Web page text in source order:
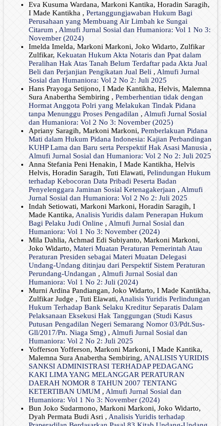
Eva Kusuma Wardana, Markoni Kantika, Horadin Saragih,
I Made Kantikha , Pertanggungjawaban Hukum Bagi
Perusahaan yang Membuang Air Limbah ke Sungai
Citarum , Almufi Jurnal Sosial dan Humaniora: Vol 1 No 3:
November (2024)
Imelda Imelda, Markoni Markoni, Joko Widarto, Zulfikar
Zulfikar, Kekuatan Hukum Akta Notaris dan Ppat dalam
Peralihan Hak Atas Tanah Belum Terdaftar pada Akta Jual
Beli dan Perjanjian Pengikatan Jual Beli , Almufi Jurnal
Sosial dan Humaniora: Vol 2 No 2: Juli 2025
Hans Prayoga Setijono, I Made Kantikha, Helvis, Malemna
Sura Anabertha Sembiring , Pemberhentian tidak dengan
Hormat Anggota Polri yang Melakukan Tindak Pidana
tanpa Menunggu Proses Pengadilan , Almufi Jurnal Sosial
dan Humaniora: Vol 2 No 3: November (2025)
Apriany Saragih, Markoni Markoni, Pemberlakuan Pidana
Mati dalam Hukum Pidana Indonesia: Kajian Perbandingan
KUHP Lama dan Baru serta Perspektif Hak Asasi Manusia ,
Almufi Jurnal Sosial dan Humaniora: Vol 2 No 2: Juli 2025
Anna Stefania Peni Henakin, I Made Kantikha, Helvis
Helvis, Horadin Saragih, Tuti Elawati, Pelindungan Hukum
terhadap Kebocoran Data Pribadi Peserta Badan
Penyelenggara Jaminan Sosial Ketenagakerjaan , Almufi
Jurnal Sosial dan Humaniora: Vol 2 No 2: Juli 2025
Indah Setiowati, Markoni Markoni, Horadin Saragih, I
Made Kantika, Analisis Yuridis dalam Penerapan Hukum
Bagi Pelaku Judi Online , Almufi Jurnal Sosial dan
Humaniora: Vol 1 No 3: November (2024)
Mila Dahlia, Achmad Edi Subiyanto, Markoni Markoni,
Joko Widarto, Materi Muatan Peraturan Pemerintah Atau
Peraturan Presiden sebagai Materi Muatan Delegasi
Undang-Undang ditinjau dari Perspektif Sistem Peraturan
Perundang-Undangan , Almufi Jurnal Sosial dan
Humaniora: Vol 1 No 2: Juli (2024)
Murni Ardina Pandiangan, Joko Widarto, I Made Kantikha,
Zulfikar Judge , Tuti Elawati, Analisis Yuridis Perlindungan
Hukum Terhadap Bank Selaku Kreditur Separatis Dalam
Pelaksanaan Eksekusi Hak Tanggungan (Studi Kasus
Putusan Pengadilan Negeri Semarang Nomor 03/Pdt.Sus-
Gll/2017/Pn. Niaga Smg) , Almufi Jurnal Sosial dan
Humaniora: Vol 2 No 2: Juli 2025
Yofferson Yofferson, Markoni Markoni, I Made Kantika,
Malemna Sura Anabertha Sembiring, ANALISIS YURIDIS
SANKSI ADMINISTRASI TERHADAP PEDAGANG
KAKI LIMA YANG MELANGGAR PERATURAN
DAERAH NOMOR 8 TAHUN 2007 TENTANG
KETERTIBAN UMUM , Almufi Jurnal Sosial dan
Humaniora: Vol 1 No 3: November (2024)
Bun Joko Sudarmono, Markoni Markoni, Joko Widarto,
Dyah Permata Budi Asri , Analisis Yuridis terhadap